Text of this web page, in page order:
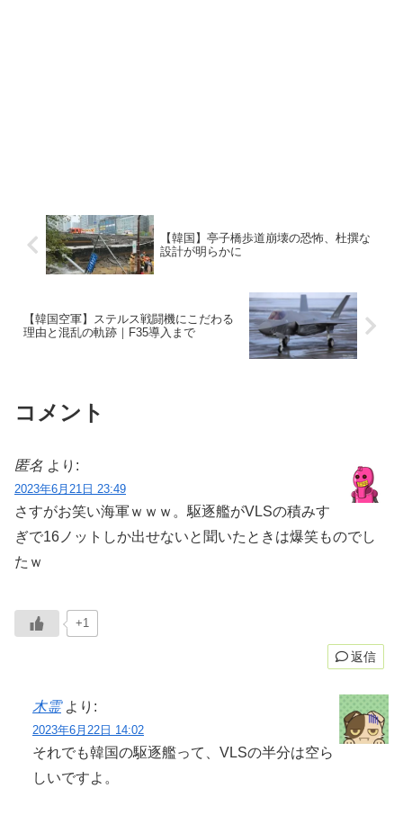
【韓国】亭子橋歩道崩壊の恐怖、杜撰な
設計が明らかに
【韓国空軍】ステルス戦闘機にこだわる
理由と混乱の軌跡｜F35導入まで
コメント
匿名 より:
2023年6月21日 23:49
さすがお笑い海軍ｗｗｗ。駆逐艦がVLSの積みす
ぎで16ノットしか出せないと聞いたときは爆笑ものでし
たｗ
+1
返信
木霊 より:
2023年6月22日 14:02
それでも韓国の駆逐艦って、VLSの半分は空ら
しいですよ。